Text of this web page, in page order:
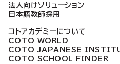
法人向けソリューション
日本語教師採用
コトアカデミーについて
COTO WORLD
COTO JAPANESE
COTO SCHOOL FINDER